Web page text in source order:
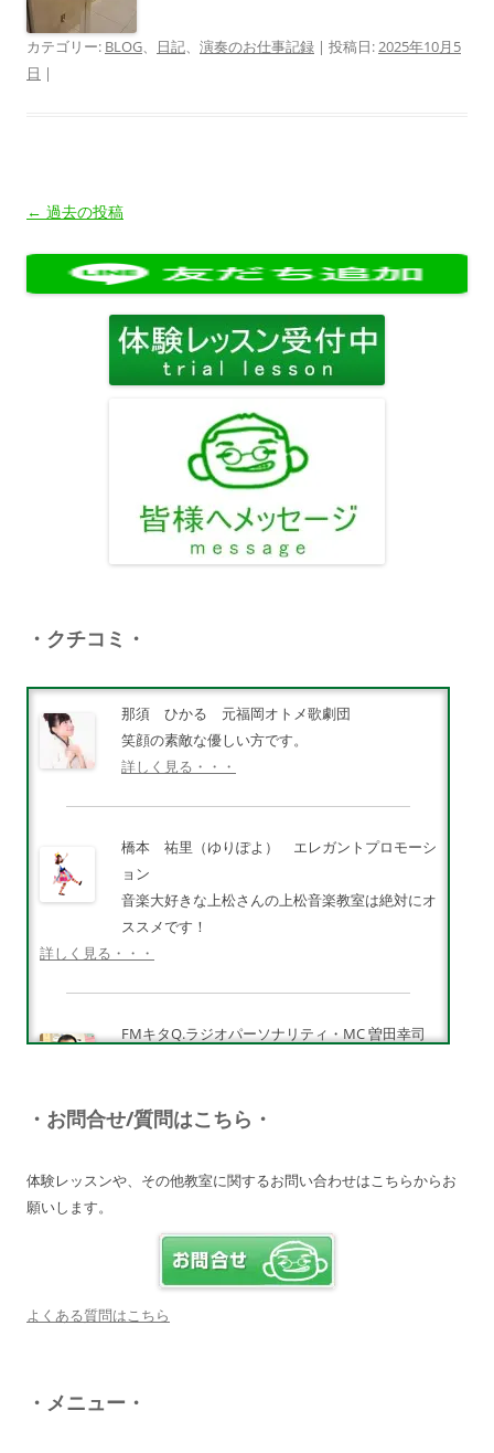
カテゴリー: BLOG、 日記、 演奏のお仕事記録 | 投稿日:2025年10月5
日 |
投
← 過去の投稿
・クチコミ・
那須 ひかる 元福岡オトメ歌劇団
笑顔の素敵な優しい方です。
詳しく見る・・・
橋本 祐里（ゆりぽよ） エレガントプロモーシ
ョン
音楽大好きな上松さんの上松音楽教室は絶対にオ
ススメです！
詳しく見る・・・
FMキタQ.ラジオパーソナリティ・MC 曽田幸司
♪
上松先生に教わればきっともっともっと音楽大好
きになりますよ♪
大切なお子さんの習い事。
・お問合せ/質問はこちら・
体験レッスンや、その他教室に関するお問い合わせはこちらからお
願いします。
よくある質問はこちら
・メニュー・